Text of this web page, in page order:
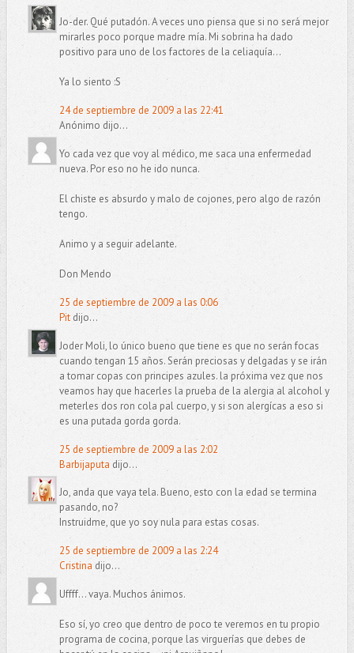
Jo-der. Qué putadón. A veces uno piensa que si no será mejor
mirarles poco porque madre mía. Mi sobrina ha dado
positivo para uno de los factores de la celiaquía...
Ya lo siento :S
24 de septiembre de 2009 a las 22:41
Anónimo dijo...
Yo cada vez que voy al médico, me saca una enfermedad
nueva. Por eso no he ido nunca.
El chiste es absurdo y malo de cojones, pero algo de razón
tengo.
Animo y a seguir adelante.
Don Mendo
25 de septiembre de 2009 a las 0:06
Pitdijo...
Joder Moli, lo único bueno que tiene es que no serán focas
cuando tengan 15 años. Serán preciosas y delgadas y se irán
a tomar copas con principes azules. la próxima vez que nos
veamos hay que hacerles la prueba de la alergia al alcohol y
meterles dos ron cola pal cuerpo, y si son alergícas a eso si
es una putada gorda gorda.
25 de septiembre de 2009 a las 2:02
Barbijaputa dijo...
Jo, anda que vaya tela. Bueno, esto con la edad se termina
pasando, no?
Instruidme, que yo soy nula para estas cosas.
25 de septiembre de 2009 a las 2:24
Cristina dijo...
Uffff... vaya. Muchos ánimos.
Eso sí, yo creo que dentro de poco te veremos en tu propio
programa de cocina, porque las virguerías que debes de